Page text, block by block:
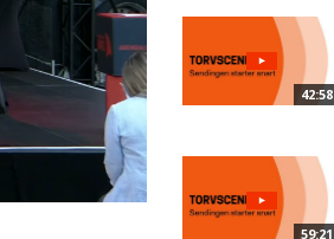
42:58
59:21